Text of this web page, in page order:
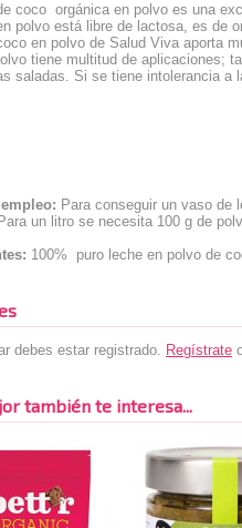
coco orgánica en polvo es una
polvo está libre de lactosa, es de
en polvo de Salud Viva aporta
tiene multitud de aplicaciones;
saladas. Si se tiene intolerancia
Para conseguir un vaso de
un litro se necesita 100 g de
100% puro leche en polvo de
debes estar registrado. Regístrate
también te interesa...